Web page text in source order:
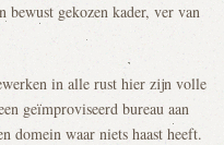
gekozen kader, ver van
in alle rust hier zijn volle
geïmproviseerd bureau aan
domein waar niets haast heeft.